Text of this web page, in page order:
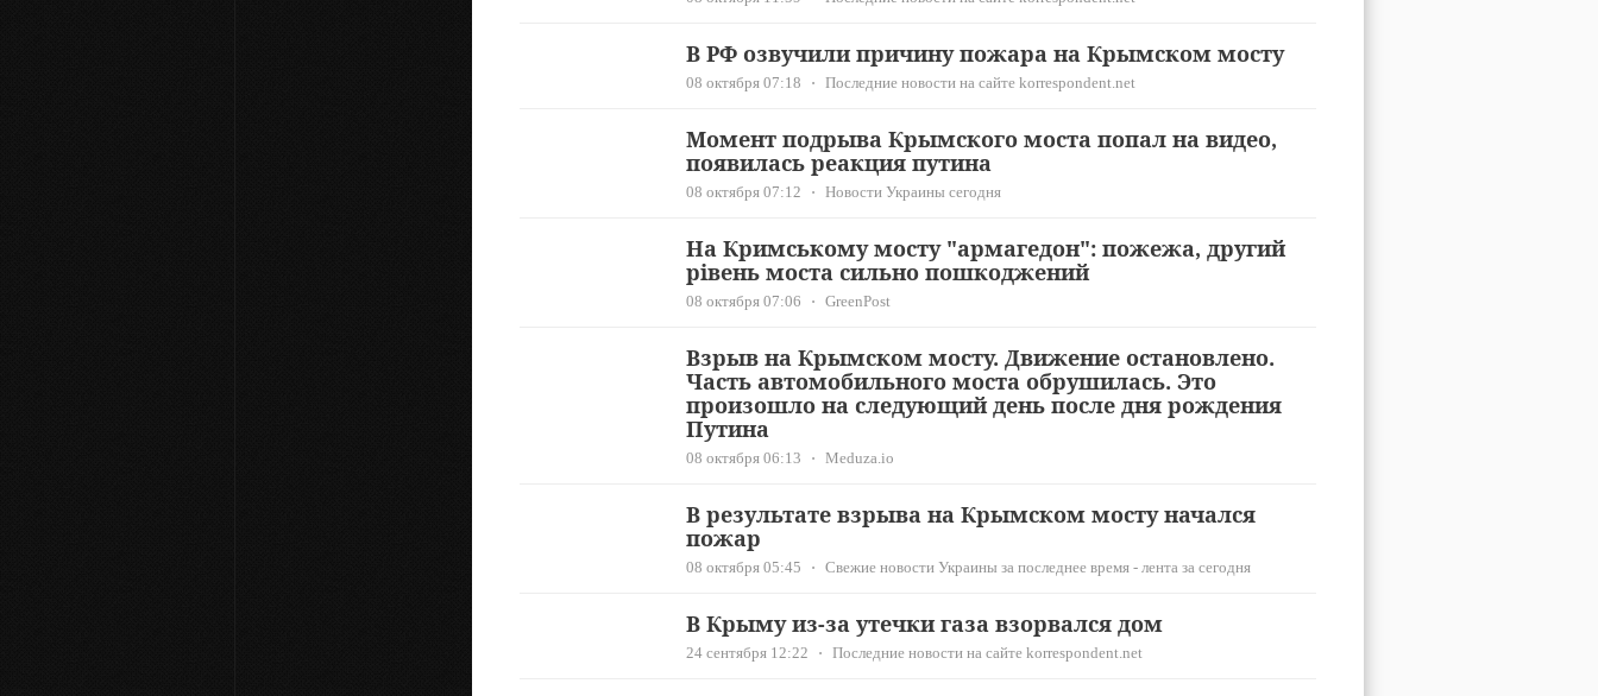
В РФ озвучили причину пожара на Крымском мосту
08 октября 07:18 Последние новости на сайте korrespondent.net
Момент подрыва Крымского моста попал на видео,
появилась реакция путина
08 октября 07:12 Новости Украины сегодня
На Кримському мосту "армагедон": пожежа, другий
рівень моста сильно пошкоджений
08 октября 07:06 GreenPost
Взрыв на Крымском мосту. Движение остановлено.
Часть автомобильного моста обрушилась. Это
произошло на следующий день после дня рождения
Путина
08 октября 06:13 Meduza.io
В результате взрыва на Крымском мосту начался
пожар
08 октября 05:45 Свежие новости Украины за последнее время - лента за сегодня
В Крыму из-за утечки газа взорвался дом
24 сентября 12:22 Последние новости на сайте korrespondent.net